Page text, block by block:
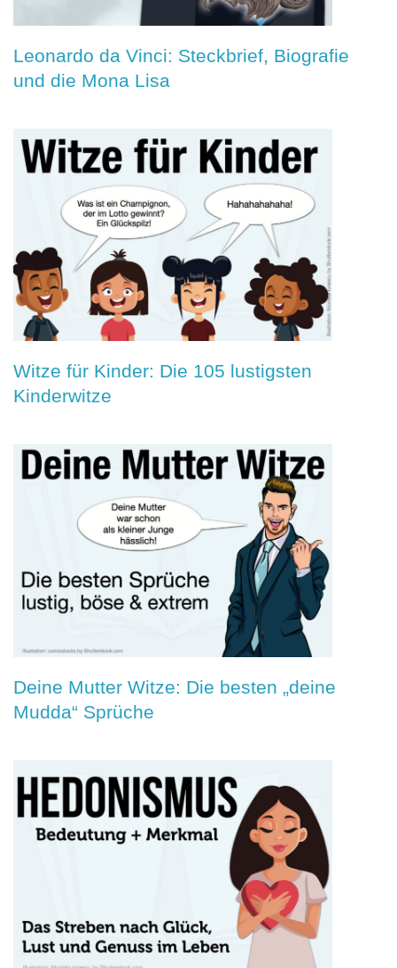
Leonardo da Vinci: Steckbrief, Biografie
und die Mona Lisa
Witze für Kinder: Die 105 lustigsten
Kinderwitze
Deine Mutter Witze: Die besten „deine
Mudda“ Sprüche